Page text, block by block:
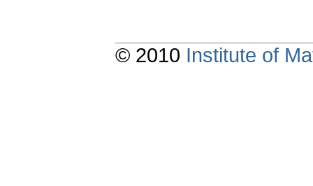
© 2010 Institute of